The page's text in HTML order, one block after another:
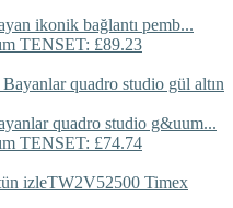
ikonik bağlantı pemb...
TENSET: £89.23
quadro studio g&uum...
TENSET: £74.74
TW2V52500 Timex